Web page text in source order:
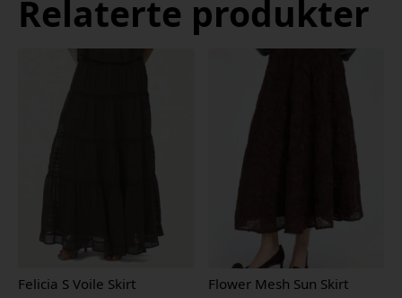
Relaterte produkter
Felicia S Voile Skirt Flower Mesh Sun Skirt